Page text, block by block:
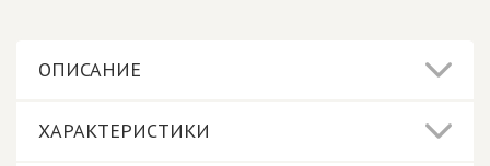
ОПИСАНИЕ
ХАРАКТЕРИСТИКИ